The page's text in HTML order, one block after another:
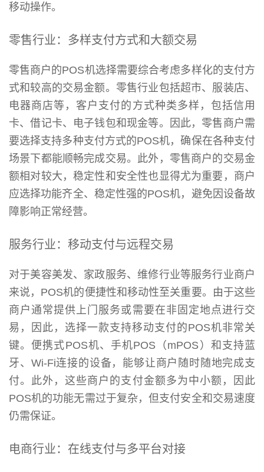
移动操作。
零售行业：多样支付方式和大额交易
零售商户的POS机选择需要综合考虑多样化的支付方
式和较高的交易金额。零售行业包括超市、服装店、
电器商店等，客户支付的方式种类多样，包括信用
卡、借记卡、电子钱包和现金等。因此，零售商户需
要选择支持多种支付方式的POS机，确保在各种支付
场景下都能顺畅完成交易。此外，零售商户的交易金
额相对较大，稳定性和安全性也显得尤为重要，商户
应选择功能齐全、稳定性强的POS机，避免因设备故
障影响正常经营。
服务行业：移动支付与远程交易
对于美容美发、家政服务、维修行业等服务行业商户
来说，POS机的便捷性和移动性至关重要。由于这些
商户通常提供上门服务或需要在非固定地点进行交
易，因此，选择一款支持移动支付的POS机非常关
键。便携式POS机、手机POS（mPOS）和支持蓝
牙、Wi-Fi连接的设备，能够让商户随时随地完成支
付。此外，这些商户的支付金额多为中小额，因此
POS机的功能无需过于复杂，但支付安全和交易速度
仍需保证。
电商行业：在线支付与多平台对接